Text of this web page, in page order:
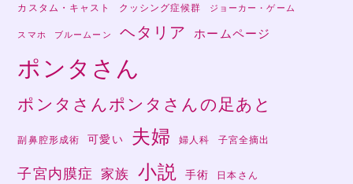
カスタム・キャスト
クッシング症候群 ジョーカー・ゲーム
スマホ ブルームーン ヘタリア ホームページ
ポンタさん
ポンタさんポンタさんの足あと
副鼻腔形成術 可愛い 夫婦 婦人科 子宮全摘出
子宮内膜症 家族 小説 手術 日本さん